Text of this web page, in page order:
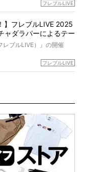
ッチさん。day2の音楽フ
出演するなど、例年以上
国のフレンチブルドッ
」の模様を、詳しく
フレブルLIVE
】フレブルLIVE 2025
ャダラパーによるテー
レブルLIVE）』の開催
販売スタートです！
いますので、最後まで
フレブルLIVE